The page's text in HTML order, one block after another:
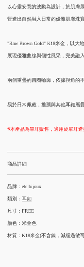
以心靈安意的波動為設計，於肌膚
營造出自然融入日常的優雅肌膚珠寶
"Raw Brown Gold" K18米金，以大
展現優雅曲線與個性風采，完美融
兩個重疊的圓圈輪廓，依據視角的
易於日常佩戴，推薦與其他耳釦層
※本產品為單耳販售，適用於單耳造
商品詳細
品牌：ete bijoux
類別： 耳釦
尺寸：FREE
顏色：米金色
材質：K18米金(不含鎳，減緩過敏